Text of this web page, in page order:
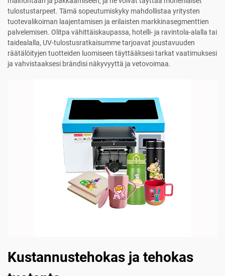
tulostustarpeet. Tämä sopeutumiskyky mahdollistaa yritysten
tuotevalikoiman laajentamisen ja erilaisten markkinasegmenttien
palvelemisen. Olitpa vähittäiskaupassa, hotelli- ja ravintola-alalla tai
taidealalla, UV-tulostusratkaisumme tarjoavat joustavuuden
räätälöityjen tuotteiden luomiseen täyttääksesi tarkat vaatimuksesi
ja vahvistaaksesi brändisi näkyvyyttä ja vetovoimaa.
Kustannustehokas ja tehokas